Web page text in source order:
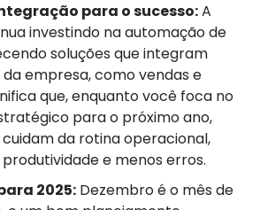
para osucesso:A
investindo na automação de
soluções que integram
empresa, como vendas e
que, enquanto você foca no
para o próximo ano,
cuidam da rotina operacional,
e menos erros.
2025: Dezembro é o mês de